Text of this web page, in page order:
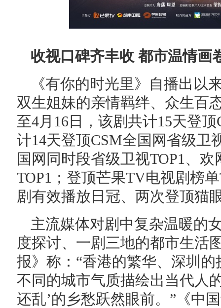
收视口碑齐丰收 都市温情画
《有你的时光里》自播出以
双生姐妹的亲情羁绊、众生百
至4月16日，该剧共计15天登
计14天登顶CSM全国网省级卫
国网同时段省级卫视TOP1、
TOP1；登顶芒果TV电视剧榜
剧有效播放日冠、两次登顶猫
主流媒体对剧中复杂温暖的
度探讨、一剧三地的都市生活
报》称：“香港的繁华、深圳
不同的城市气质描绘出当代人
还乱’的乡愁跃然眼前。”《中